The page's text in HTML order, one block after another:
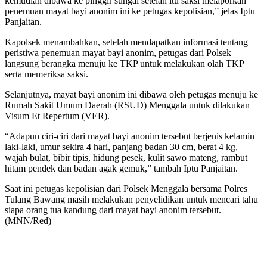
penemuan mayat bayi anonim ini ke petugas kepolisian,” jelas Iptu
Panjaitan.
Kapolsek menambahkan, setelah mendapatkan informasi tentang
peristiwa penemuan mayat bayi anonim, petugas dari Polsek
langsung berangka menuju ke TKP untuk melakukan olah TKP
serta memeriksa saksi.
Selanjutnya, mayat bayi anonim ini dibawa oleh petugas menuju ke
Rumah Sakit Umum Daerah (RSUD) Menggala untuk dilakukan
Visum Et Repertum (VER).
“Adapun ciri-ciri dari mayat bayi anonim tersebut berjenis kelamin
laki-laki, umur sekira 4 hari, panjang badan 30 cm, berat 4 kg,
wajah bulat, bibir tipis, hidung pesek, kulit sawo mateng, rambut
hitam pendek dan badan agak gemuk,” tambah Iptu Panjaitan.
Saat ini petugas kepolisian dari Polsek Menggala bersama Polres
Tulang Bawang masih melakukan penyelidikan untuk mencari tahu
siapa orang tua kandung dari mayat bayi anonim tersebut.
(MNN/Red)